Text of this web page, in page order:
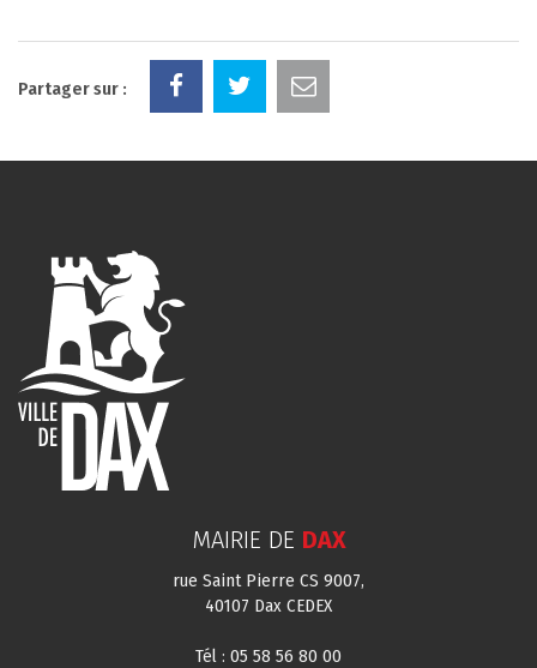
Partager sur :
MAIRIE DE DAX
rue Saint Pierre CS 9007,
40107 Dax CEDEX
Tél : 05 58 56 80 00